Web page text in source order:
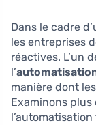
Dans le cadre
les entreprises
réactives. L’un
l’
manière dont
Examinons